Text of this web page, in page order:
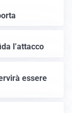
l’attacco
essere